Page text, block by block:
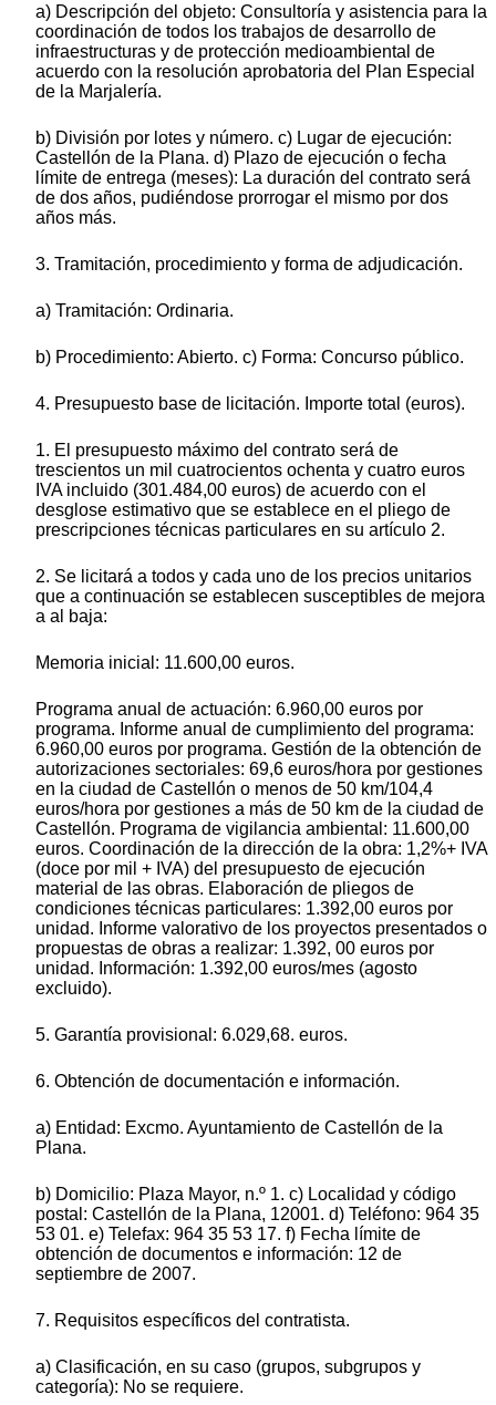
a) Descripción del objeto: Consultoría y asistencia para la
coordinación de todos los trabajos de desarrollo de
infraestructuras y de protección medioambiental de
acuerdo con la resolución aprobatoria del Plan Especial
de la Marjalería.
b) División por lotes y número. c) Lugar de ejecución:
Castellón de la Plana. d) Plazo de ejecución o fecha
límite de entrega (meses): La duración del contrato será
de dos años, pudiéndose prorrogar el mismo por dos
años más.
3. Tramitación, procedimiento y forma de adjudicación.
a) Tramitación: Ordinaria.
b) Procedimiento: Abierto. c) Forma: Concurso público.
4. Presupuesto base de licitación. Importe total (euros).
1. El presupuesto máximo del contrato será de
trescientos un mil cuatrocientos ochenta y cuatro euros
IVA incluido (301.484,00 euros) de acuerdo con el
desglose estimativo que se establece en el pliego de
prescripciones técnicas particulares en su artículo 2.
2. Se licitará a todos y cada uno de los precios unitarios
que a continuación se establecen susceptibles de mejora
a al baja:
Memoria inicial: 11.600,00 euros.
Programa anual de actuación: 6.960,00 euros por
programa. Informe anual de cumplimiento del programa:
6.960,00 euros por programa. Gestión de la obtención de
autorizaciones sectoriales: 69,6 euros/hora por gestiones
en la ciudad de Castellón o menos de 50 km/104,4
euros/hora por gestiones a más de 50 km de la ciudad de
Castellón. Programa de vigilancia ambiental: 11.600,00
euros. Coordinación de la dirección de la obra: 1,2%+ IVA
(doce por mil + IVA) del presupuesto de ejecución
material de las obras. Elaboración de pliegos de
condiciones técnicas particulares: 1.392,00 euros por
unidad. Informe valorativo de los proyectos presentados o
propuestas de obras a realizar: 1.392, 00 euros por
unidad. Información: 1.392,00 euros/mes (agosto
excluido).
5. Garantía provisional: 6.029,68. euros.
6. Obtención de documentación e información.
a) Entidad: Excmo. Ayuntamiento de Castellón de la
Plana.
b) Domicilio: Plaza Mayor, n.º 1. c) Localidad y código
postal: Castellón de la Plana, 12001. d) Teléfono: 964 35
53 01. e) Telefax: 964 35 53 17. f) Fecha límite de
obtención de documentos e información: 12 de
septiembre de 2007.
7. Requisitos específicos del contratista.
a) Clasificación, en su caso (grupos, subgrupos y
categoría): No se requiere.